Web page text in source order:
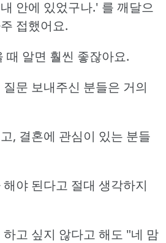
안에 있었구나.' 를 깨달으
접했어요.
때 알면 훨씬 좋잖아요.
문 보내주신 분들은 거의
, 결혼에 관심이 있는 분들
야 된다고 절대 생각하지
고 싶지 않다고 해도 "네 맘